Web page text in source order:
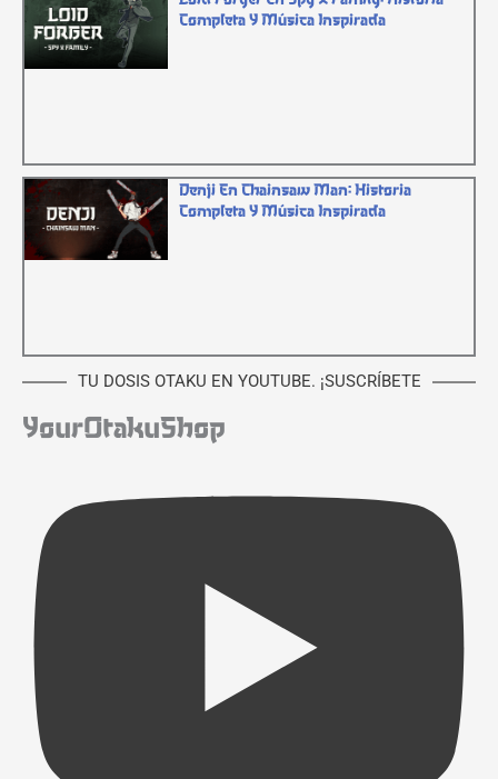
Completa Y Música Inspirada
Denji En Chainsaw Man: Historia
Completa Y Música Inspirada
TU DOSIS OTAKU EN YOUTUBE. ¡SUSCRÍBETE
YourOtakuShop